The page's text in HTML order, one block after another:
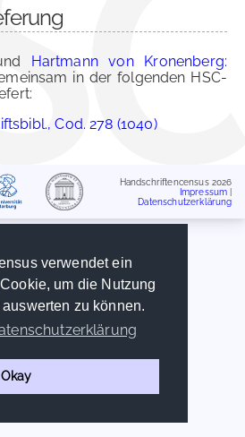
verwendet ein
um die Nutzung
zu können.
Okay
Hartmann von Kronenberg:
in der folgenden HSC-
Cod. 278 (1040)
Handschriftencensus 2026
Impressum
Datenschutzerklärung